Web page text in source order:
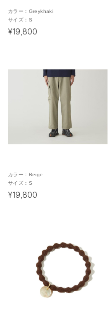
カラー： Greykhaki
サイズ： S
¥19,800
カラー： Beige
サイズ： S
¥19,800